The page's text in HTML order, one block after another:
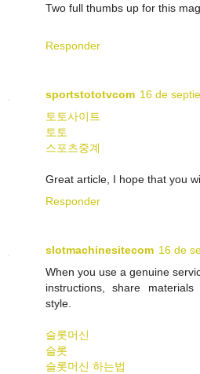
Two full thumbs up for this
Responder
sportstototvcom 16 de
토토사이트
토토
스포츠중계
Great article, I hope that you
Responder
slotmachinesitecom 16 de
When you use a genuine
instructions, share
style.
슬롯머신
슬롯
슬롯머신 하는법